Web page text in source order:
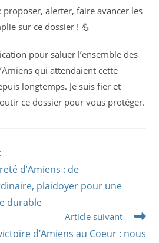
proposer, alerter, faire avancer les
sur ce dossier ! 💪
pour saluer l’ensemble des
qui attendaient cette
longtemps. Je suis fier et
ce dossier pour vous protéger.
d’Amiens : de
plaidoyer pour une
durable
Article suivant
d’Amiens au Coeur : nous